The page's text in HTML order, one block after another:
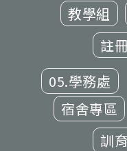
教學組
註
05.學務處
宿舍專區
訓